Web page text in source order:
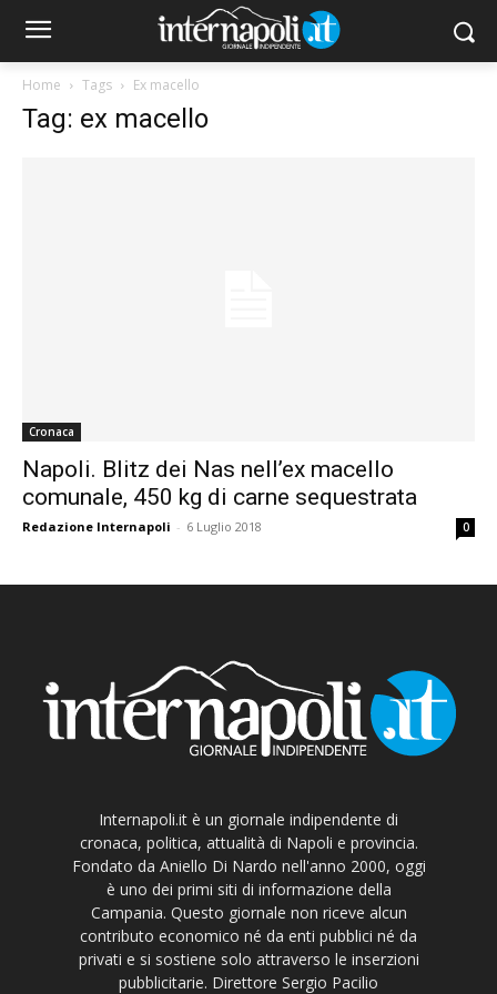
Home Tags Ex macello
Tag: ex macello
Cronaca
Napoli. Blitz dei Nas nell’ex macello
comunale, 450 kg di carne sequestrata
Redazione Internapoli - 6 Luglio 2018 0
Internapoli.it è un giornale indipendente di
cronaca, politica, attualità di Napoli e provincia.
Fondato da Aniello Di Nardo nell'anno 2000, oggi
è uno dei primi siti di informazione della
Campania. Questo giornale non riceve alcun
contributo economico né da enti pubblici né da
privati e si sostiene solo attraverso le inserzioni
pubblicitarie. Direttore Sergio Pacilio